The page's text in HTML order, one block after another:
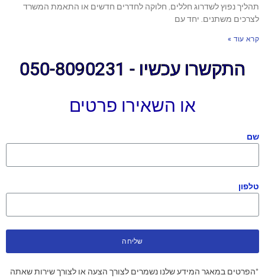
תהליך נפוץ לשדרוג חללים, חלוקה לחדרים חדשים או התאמת המשרד
לצרכים משתנים. יחד עם
קרא עוד »
התקשרו עכשיו - 050-8090231
או השאירו פרטים
שם
טלפון
שליחה
*הפרטים במאגר המידע שלנו נשמרים לצורך הצעה או לצורך שירות שאתה